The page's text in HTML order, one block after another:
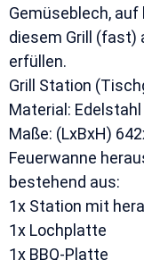
Gemüseblech,
diesem Grill (fast)
erfüllen.
Grill Station
Material: Edelstahl
Maße: (LxBxH)
Feuerwanne
bestehend aus:
1x Station mit
1x Lochplatte
1x BBQ-Platte